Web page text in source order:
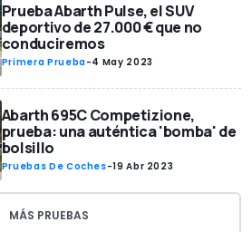
Prueba Abarth Pulse, el SUV
deportivo de 27.000 € que no
conduciremos
Primera Prueba-4 May 2023
Abarth 695C Competizione,
prueba: una auténtica 'bomba' de
bolsillo
Pruebas De Coches-19 Abr 2023
MÁS PRUEBAS